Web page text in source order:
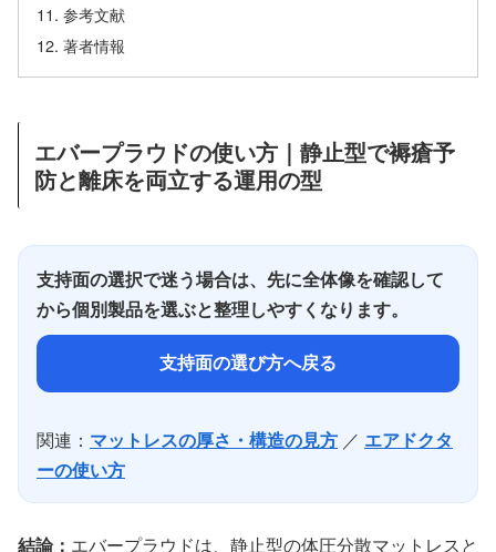
参考文献
著者情報
エバープラウドの使い方｜静止型で褥瘡予
防と離床を両立する運用の型
支持面の選択で迷う場合は、先に全体像を確認して
から個別製品を選ぶと整理しやすくなります。
支持面の選び方へ戻る
関連： マットレスの厚さ・構造の見方 ／ エアドクタ
ーの使い方
結論： エバープラウドは、静止型の体圧分散マットレスと